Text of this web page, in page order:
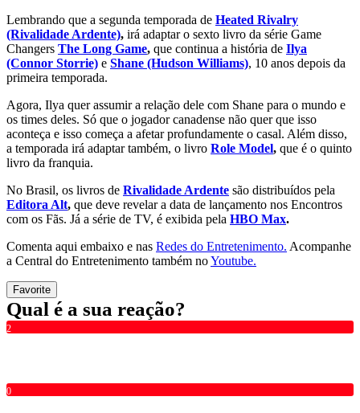
Lembrando que a segunda temporada de Heated Rivalry
(Rivalidade Ardente), irá adaptar o sexto livro da série Game
Changers The Long Game, que continua a história de Ilya
(Connor Storrie) e Shane (Hudson Williams), 10 anos depois da
primeira temporada.
Agora, Ilya quer assumir a relação dele com Shane para o mundo e
os times deles. Só que o jogador canadense não quer que isso
aconteça e isso começa a afetar profundamente o casal. Além disso,
a temporada irá adaptar também, o livro Role Model, que é o quinto
livro da franquia.
No Brasil, os livros de Rivalidade Ardente são distribuídos pela
Editora Alt, que deve revelar a data de lançamento nos Encontros
com os Fãs. Já a série de TV, é exibida pela HBO Max.
Comenta aqui embaixo e nas Redes do Entretenimento. Acompanhe
a Central do Entretenimento também noYoutube.
Favorite
Qual é a sua reação?
2
0